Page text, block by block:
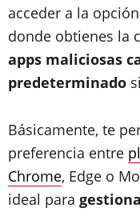
acceder a la
donde obtienes la
apps maliciosas
predeterminado
Básicamente, te
preferencia entre
Chrome, Edge o
ideal para